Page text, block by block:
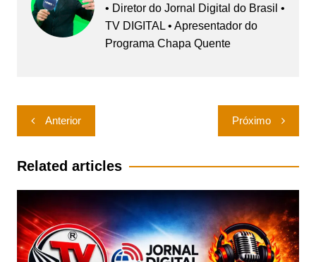
• Diretor do Jornal Digital do Brasil •
TV DIGITAL • Apresentador do
Programa Chapa Quente
Navegação
de
Post
Anterior Próximo
Related articles